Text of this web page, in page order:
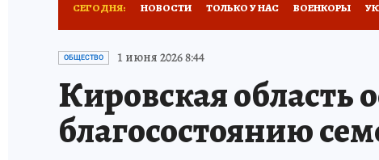
СЕГОДНЯ: НОВОСТИ ТОЛЬКО У НАС ВОЕНКОРЫ
ВЯТСКАЯ КУХНЯ
ОБЩЕСТВО 1 июня 2026 8:44
Кировская область
благосостоянию